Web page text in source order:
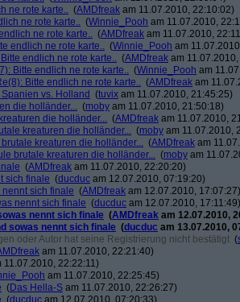
ne rote karte.. (AMDfreak am 11.07.2010, 22:10:02)
ne rote karte.. (Winnie_Pooh am 11.07.2010,
ne rote karte.. (AMDfreak am 11.07.2010,
endlich ne rote karte.. (Winnie_Pooh am
endlich ne rote karte.. (AMDfreak am
Bitte endlich ne rote karte.. (Winnie_Pooh am
Bitte endlich ne rote karte.. (AMDfreak am
vs. Holland (tuvix am 11.07.2010, 21:45:25)
die holländer... (moby am 11.07.2010, 21:50:18)
die holländer... (AMDfreak am 11.07.2010,
kreaturen die holländer... (moby am 11.07.2010,
kreaturen die holländer... (AMDfreak am
brutale kreaturen die holländer... (moby am
(AMDfreak am 11.07.2010, 22:20:20)
sich finale (ducduc am 12.07.2010, 07:19:20)
sich finale (AMDfreak am 12.07.2010, 17:07:27)
nennt sich finale (ducduc am 12.07.2010, 17:11:49)
nennt sich finale (AMDfreak am 12.07.2010,
sowas nennt sich finale (ducduc am 13.07.2010,
oder Autor hat seine Registrierung nicht bestätigt (
am 11.07.2010, 22:21:40)
11.07.2010, 22:22:11)
am 11.07.2010, 22:25:45)
(Das Hella-S am 11.07.2010, 22:26:27)
(ducduc am 12.07.2010, 07:20:33)